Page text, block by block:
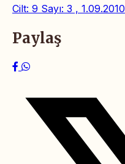
Cilt: 9 Sayı: 3 , 1.09.2010
Paylaş